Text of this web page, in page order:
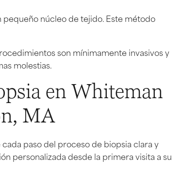
núcleo de tejido. Este método
son mínimamente invasivos y
molestias.
en Whiteman
MA
paso del proceso de biopsia clara y
personalizada desde la primera visita a su